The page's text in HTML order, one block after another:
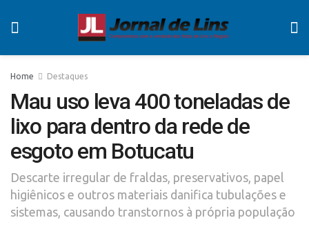
Home Destaques
Mau uso leva 400 toneladas de
lixo para dentro da rede de
esgoto em Botucatu
Descarte irregular de fraldas, preservativos, papel
higiênicos e outros materiais danifica tubulações e
sistemas, causando transtornos à própria população